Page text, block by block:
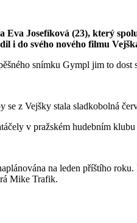
Josefíková (23), který
i do svého nového filmu
snímku Gympl jim to
se z Vejšky stala sladkobolná
v pražském hudebním
na leden příštího
Mike Trafik.